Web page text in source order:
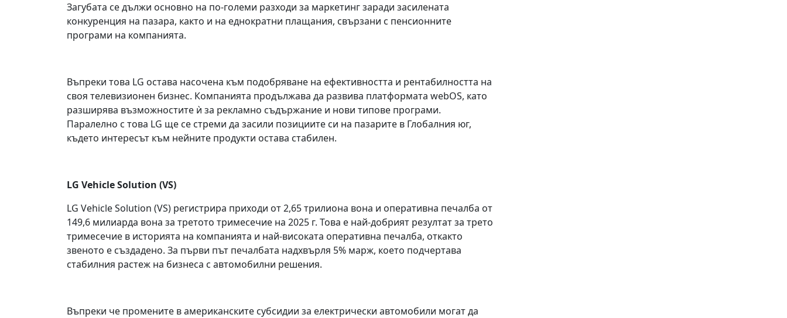
Загубата се дължи основно на по-големи разходи за маркетинг заради засилената
конкуренция на пазара, както и на еднократни плащания, свързани с пенсионните
програми на компанията.
Въпреки това LG остава насочена към подобряване на ефективността и рентабилността на
своя телевизионен бизнес. Компанията продължава да развива платформата webOS, като
разширява възможностите ѝ за рекламно съдържание и нови типове програми.
Паралелно с това LG ще се стреми да засили позициите си на пазарите в Глобалния юг,
където интересът към нейните продукти остава стабилен.
LG Vehicle Solution (VS)
LG Vehicle Solution (VS) регистрира приходи от 2,65 трилиона вона и оперативна печалба от
149,6 милиарда вона за третото тримесечие на 2025 г. Това е най-добрият резултат за трето
тримесечие в историята на компанията и най-високата оперативна печалба, откакто
звеното е създадено. За първи път печалбата надхвърля 5% марж, което подчертава
стабилния растеж на бизнеса с автомобилни решения.
Въпреки че промените в американските субсидии за електрически автомобили могат да